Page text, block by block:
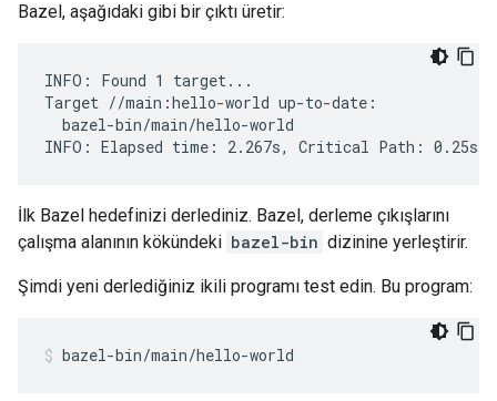
Bazel, aşağıdaki gibi bir çıktı üretir:
INFO: Found 1 target...
Target //main:hello-world up-to-date:
  bazel-bin/main/hello-world
İlk Bazel hedefinizi derlediniz. Bazel, derleme çıkışlarını
çalışma alanının kökündeki bazel-bin dizinine yerleştirir.
Şimdi yeni derlediğiniz ikili programı test edin. Bu program:
bazel-bin/main/hello-world